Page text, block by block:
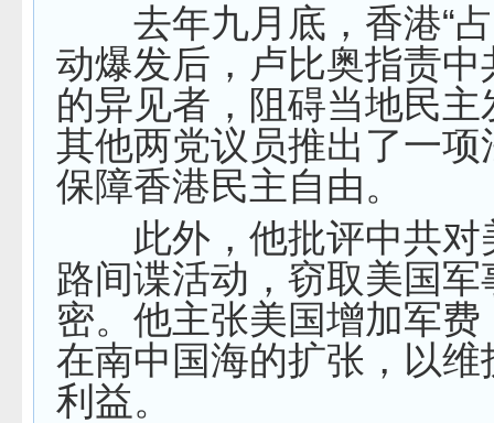
去年九月底，香港“占
动爆发后，卢比奥指责中
的异见者，阻碍当地民主
其他两党议员推出了一项
保障香港民主自由。
此外，他批评中共对
路间谍活动，窃取美国军
密。他主张美国增加军费
在南中国海的扩张，以维
利益。